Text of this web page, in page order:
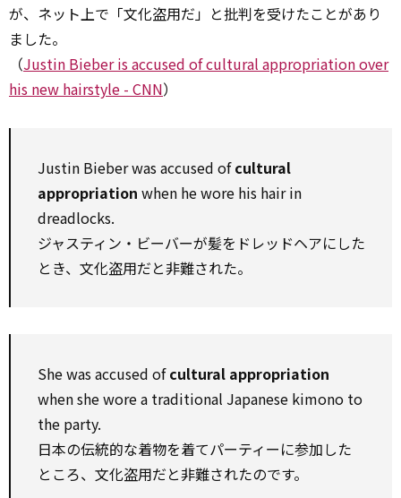
が、ネット上で「文化盗用だ」と批判を受けたことがあり
ました。
（Justin Bieber is accused of cultural appropriation over
his new hairstyle - CNN）
Justin Bieber was accused ofcultural
appropriation when he wore his hair in
dreadlocks.
ジャスティン・ビーバーが髪をドレッドヘアにした
とき、文化盗用だと非難された。
She was accused ofcultural appropriation
when she wore a traditional Japanese kimono to
the party.
日本の伝統的な着物を着てパーティーに参加した
ところ、文化盗用だと非難されたのです。